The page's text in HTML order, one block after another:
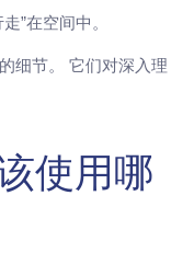
”在空间中。
细节。 它们对深入理
使用哪